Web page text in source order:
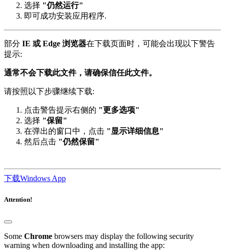
选择 "仍然运行"
即可成功安装应用程序.
部分 IE 或 Edge 浏览器在下载页面时，可能会出现以下警告
提示:
通常不会下载此文件，请确保信任此文件。
请按照以下步骤继续下载:
点击警告提示右侧的 "更多选项"
选择 "保留"
在弹出的窗口中，点击 "显示详细信息"
然后点击 "仍然保留"
下载Windows App
Attention!
Some Chrome browsers may display the following security
warning when downloading and installing the app: